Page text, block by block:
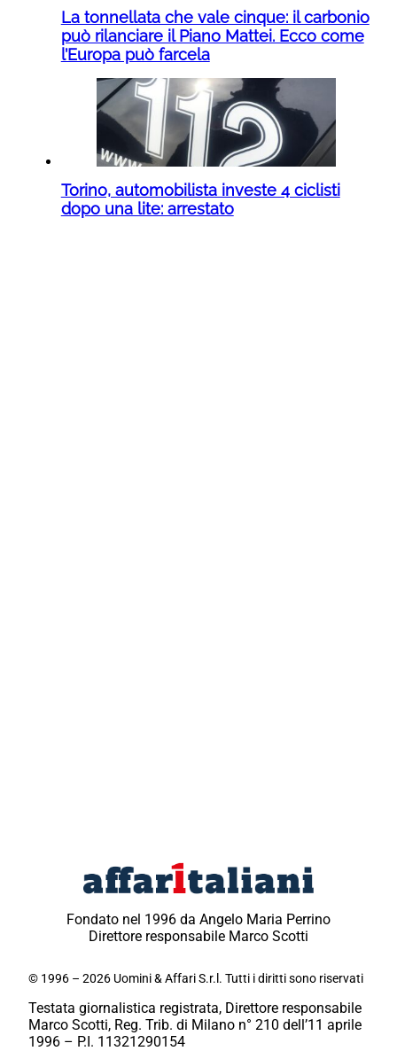
La tonnellata che vale cinque: il carbonio
può rilanciare il Piano Mattei. Ecco come
l’Europa può farcela
Torino, automobilista investe 4 ciclisti
dopo una lite: arrestato
Fondato nel 1996 da Angelo Maria Perrino
Direttore responsabile Marco Scotti
© 1996 – 2026 Uomini & Affari S.r.l. Tutti i diritti sono riservati
Testata giornalistica registrata, Direttore responsabile
Marco Scotti, Reg. Trib. di Milano n° 210 dell’11 aprile
1996 – P.I. 11321290154